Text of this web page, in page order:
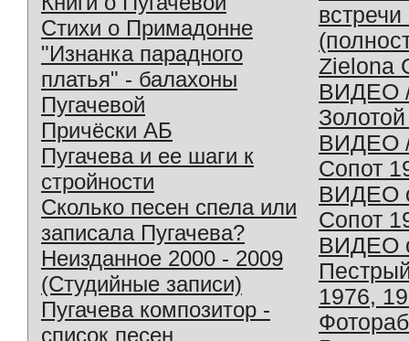
Стихи о Примадонне
"Изнанка парадного
платья" - балахоны
Пугачевой
Причёски АБ
Пугачева и ее шаги к
стройности
Сколько песен спела или
записала Пугачева?
Неизданное 2000 - 2009
(Студийные записи)
Пугачева композитор -
список песен
Zielona
ВИДЕО
ВИДЕО
Сопот
ВИДЕО
Сопот
ВИДЕО
1976,